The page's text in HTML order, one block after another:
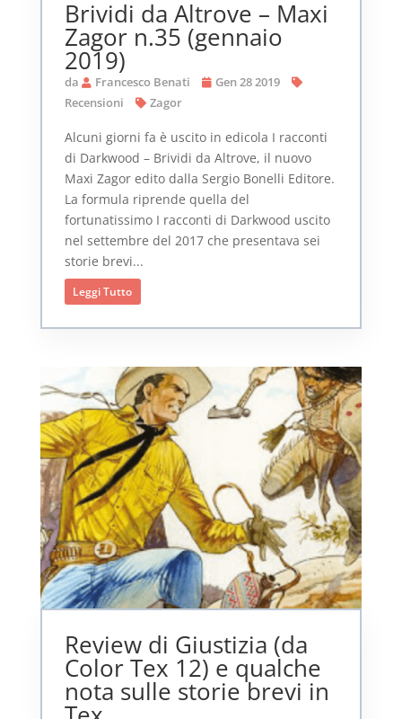
Brividi da Altrove – Maxi
Zagor n.35 (gennaio
2019)
da Francesco Benati
Gen 28 2019
Recensioni
Zagor
Alcuni giorni fa è uscito in edicola I racconti
di Darkwood – Brividi da Altrove, il nuovo
Maxi Zagor edito dalla Sergio Bonelli Editore.
La formula riprende quella del
fortunatissimo I racconti di Darkwood uscito
nel settembre del 2017 che presentava sei
storie brevi...
Leggi Tutto
Review di Giustizia (da
Color Tex 12) e qualche
nota sulle storie brevi in